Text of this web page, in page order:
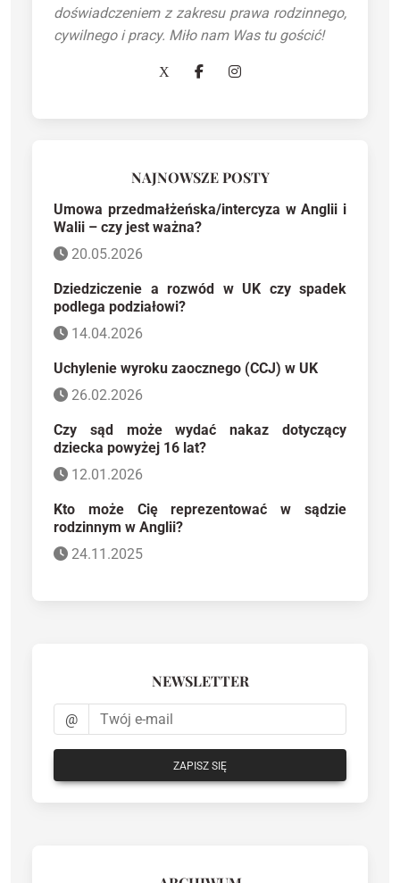
doświadczeniem z zakresu prawa rodzinnego,
cywilnego i pracy. Miło nam Was tu gościć!
NAJNOWSZE POSTY
Umowa przedmałżeńska/intercyza w Anglii i
Walii – czy jest ważna?
20.05.2026
Dziedziczenie a rozwód w UK czy spadek
podlega podziałowi?
14.04.2026
Uchylenie wyroku zaocznego (CCJ) w UK
26.02.2026
Czy sąd może wydać nakaz dotyczący
dziecka powyżej 16 lat?
12.01.2026
Kto może Cię reprezentować w sądzie
rodzinnym w Anglii?
24.11.2025
NEWSLETTER
@
ZAPISZ SIĘ